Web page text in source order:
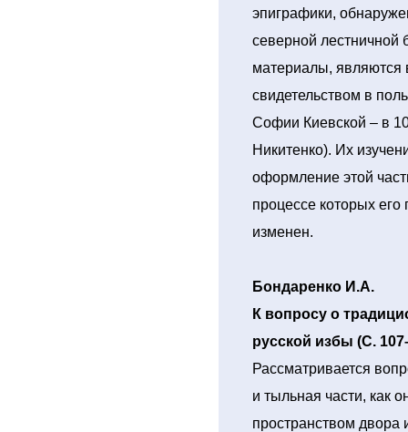
эпиграфики,
северной лестничной
материалы,
свидетельством в
Софии Киевской – в
Никитенко). Их
оформление этой
процессе которых
изменен.
Бондаренко И.А.
К вопросу о
русской избы (С.
Рассматривается
и тыльная части, как
пространством